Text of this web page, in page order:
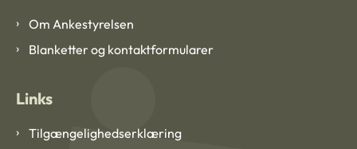
Om Ankestyrelsen
Blanketter og kontaktformularer
Links
Tilgængelighedserklæring